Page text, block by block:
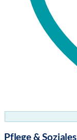
Pflege & Soziales